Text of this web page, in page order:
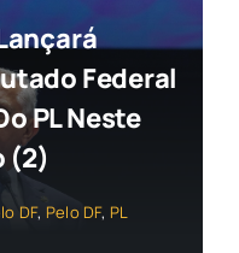
Federal
PL Neste
(2)
DF, Pelo DF, PL